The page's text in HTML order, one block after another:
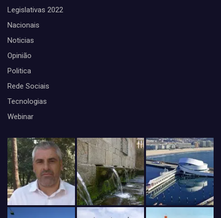
Legislativas 2022
Nacionais
Noticias
Opinião
Politica
Rede Sociais
Tecnologias
Webinar